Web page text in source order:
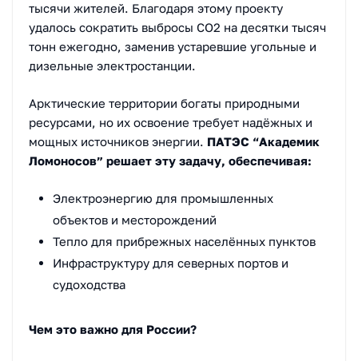
тысячи жителей. Благодаря этому проекту
удалось сократить выбросы CO2 на десятки тысяч
тонн ежегодно, заменив устаревшие угольные и
дизельные электростанции.
Арктические территории богаты природными
ресурсами, но их освоение требует надёжных и
мощных источников энергии. ПАТЭС “Академик
Ломоносов” решает эту задачу, обеспечивая:
Электроэнергию для промышленных
объектов и месторождений
Тепло для прибрежных населённых пунктов
Инфраструктуру для северных портов и
судоходства
Чем это важно для России?